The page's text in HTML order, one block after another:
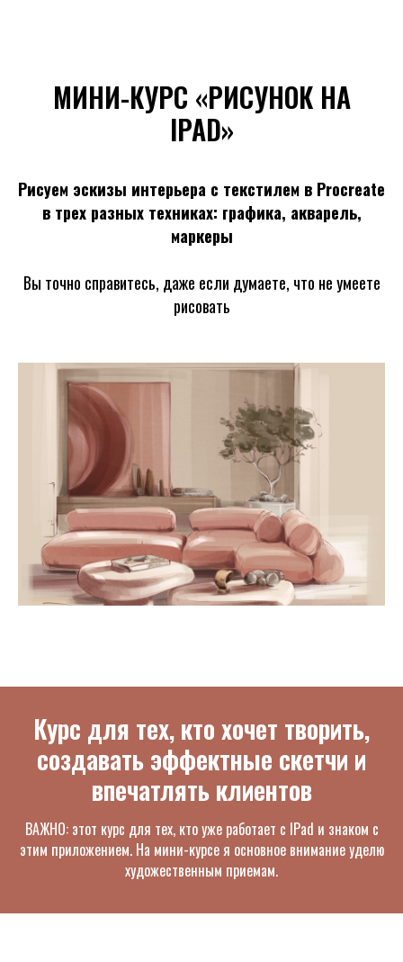
МИНИ-КУРС «РИСУНОК НА
IPAD»
Рисуем эскизы интерьера с текстилем в Procreate
в трех разных техниках: графика, акварель,
маркеры
Вы точно справитесь, даже если думаете, что не умеете
рисовать
Курс для тех, кто хочет творить,
создавать эффектные скетчи и
впечатлять клиентов
ВАЖНО: этот курс для тех, кто уже работает с IPad и знаком с
этим приложением. На мини-курсе я основное внимание уделю
художественным приемам.